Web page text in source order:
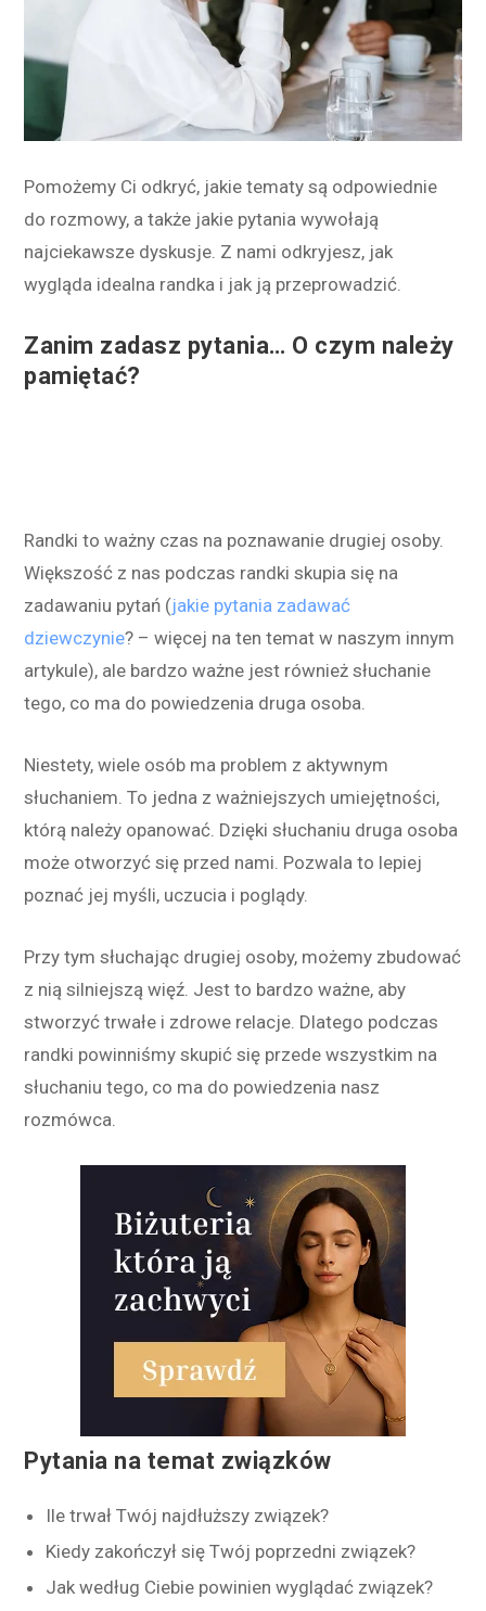
Pomożemy Ci odkryć, jakie tematy są odpowiednie
do rozmowy, a także jakie pytania wywołają
najciekawsze dyskusje. Z nami odkryjesz, jak
wygląda idealna randka i jak ją przeprowadzić.
Zanim zadasz pytania… O czym należy
pamiętać?
Randki to ważny czas na poznawanie drugiej osoby.
Większość z nas podczas randki skupia się na
zadawaniu pytań (jakie pytania zadawać
dziewczynie? – więcej na ten temat w naszym innym
artykule), ale bardzo ważne jest również słuchanie
tego, co ma do powiedzenia druga osoba.
Niestety, wiele osób ma problem z aktywnym
słuchaniem. To jedna z ważniejszych umiejętności,
którą należy opanować. Dzięki słuchaniu druga osoba
może otworzyć się przed nami. Pozwala to lepiej
poznać jej myśli, uczucia i poglądy.
Przy tym słuchając drugiej osoby, możemy zbudować
z nią silniejszą więź. Jest to bardzo ważne, aby
stworzyć trwałe i zdrowe relacje. Dlatego podczas
randki powinniśmy skupić się przede wszystkim na
słuchaniu tego, co ma do powiedzenia nasz
rozmówca.
Pytania na temat związków
Ile trwał Twój najdłuższy związek?
Kiedy zakończył się Twój poprzedni związek?
Jak według Ciebie powinien wyglądać związek?